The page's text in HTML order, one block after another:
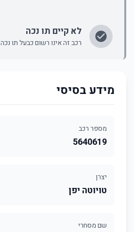
לא קיים תו נכה
רכב זה אינו רשום כבעל תו נכה
מידע בסיסי
מספר רכב
5640619
יצרן
טויוטה יפן
שם מסחרי